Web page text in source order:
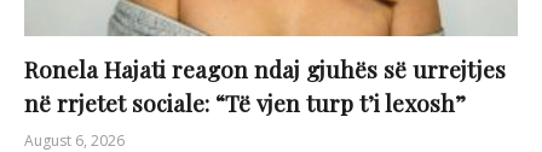
Ronela Hajati reagon ndaj gjuhës së urrejtjes
në rrjetet sociale: “Të vjen turp t’i lexosh”
August 6, 2026